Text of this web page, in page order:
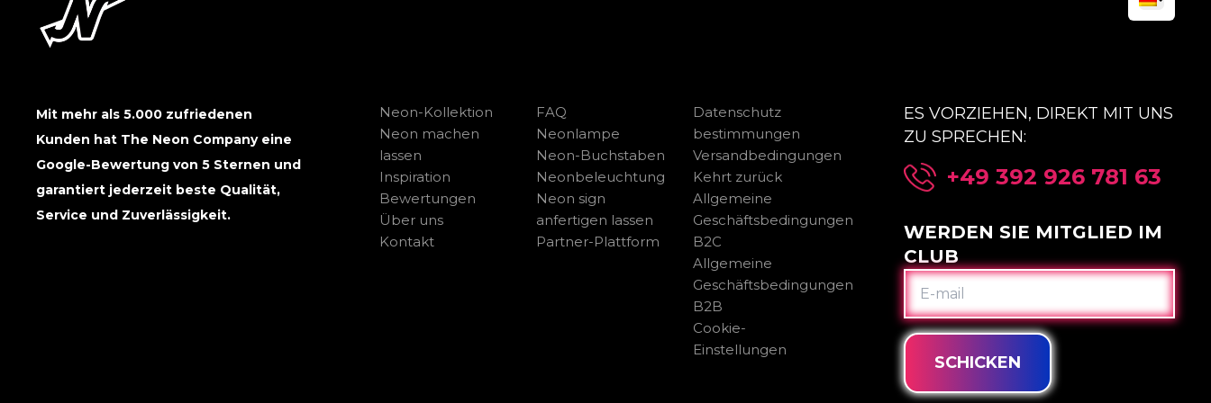
Mit mehr als 5.000 zufriedenen
Kunden hat The Neon Company eine
Google-Bewertung von 5 Sternen und
garantiert jederzeit beste Qualität,
Service und Zuverlässigkeit.
Neon-Kollektion
Neon machen
lassen
Inspiration
Bewertungen
Über uns
Kontakt
FAQ
Neonlampe
Neon-Buchstaben
Neonbeleuchtung
Neon sign
anfertigen lassen
Partner-Plattform
Datenschutz
bestimmungen
Versandbedingungen
Kehrt zurück
Allgemeine
Geschäftsbedingungen
B2C
Allgemeine
Geschäftsbedingungen
B2B
Cookie-
Einstellungen
ES VORZIEHEN, DIREKT MIT UNS
ZU SPRECHEN:
+49 392 926 781 63
WERDEN SIE MITGLIED IM
CLUB
E-
MAIL
SCHICKEN